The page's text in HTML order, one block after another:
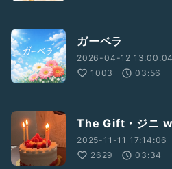
Fire 2人で灯した
Fire fire
君は花火
すごく綺麗
いれるかしら yeah
君は花火
ずっと傍に
時が経てど
私を気にかけて
ガーベラ
2026-04-12 13:00:04
1003
03:56
The Gift・ジニ
2025-11-11 17:14:06
2629
03:34